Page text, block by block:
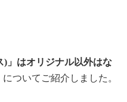
)」はオリジナル以外はな
についてご紹介しました。